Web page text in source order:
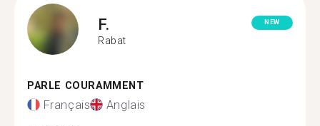
F.
Rabat
NEW
PARLE COURAMMENT
Français Anglais